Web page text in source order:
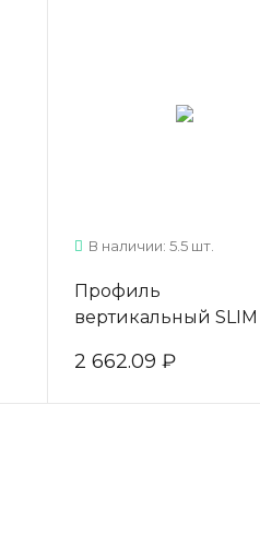
В наличии: 5.5 шт.
Профиль
вертикальный SLIM
ARISTO
2 662.09 ₽